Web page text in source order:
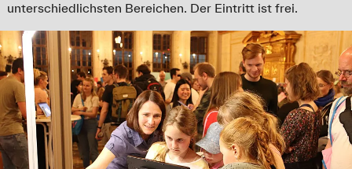
unterschiedlichsten Bereichen. Der Eintritt ist frei.